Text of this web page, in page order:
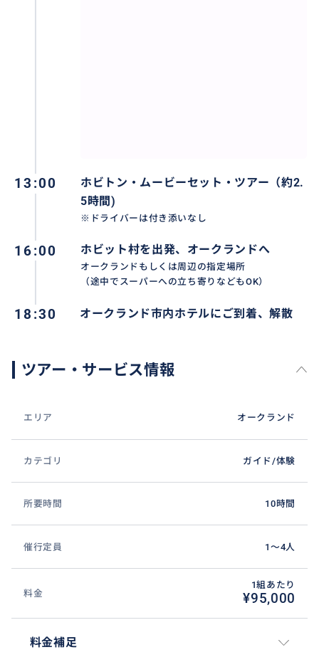
13:00
ホビトン・ムービーセット・ツアー（約2.
5時間)
※ドライバーは付き添いなし
16:00 ホビット村を出発、オークランドへ
オークランドもしくは周辺の指定場所
（途中でスーパーへの立ち寄りなどもOK）
18:30 オークランド市内ホテルにご到着、解散
ツアー・サービス情報
エリア オークランド
カテゴリ ガイド/体験
所要時間 10時間
催行定員 1〜4人
料金
1組あたり
¥95,000
料金補足